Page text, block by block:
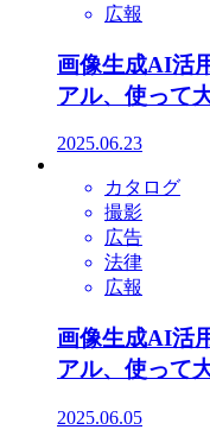
広報
画像生成AI活
アル、使って
2025.06.23
カタログ
撮影
広告
法律
広報
画像生成AI活
アル、使って
2025.06.05